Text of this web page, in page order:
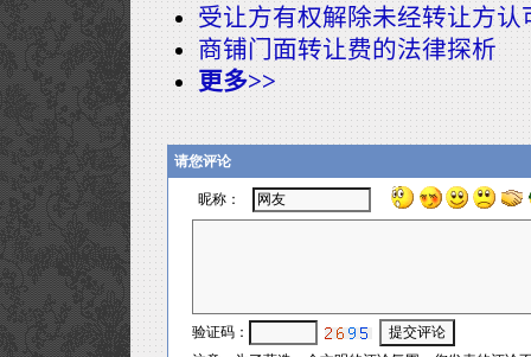
受让方有权解除未经转让方认
商铺门面转让费的法律探析
更多>>